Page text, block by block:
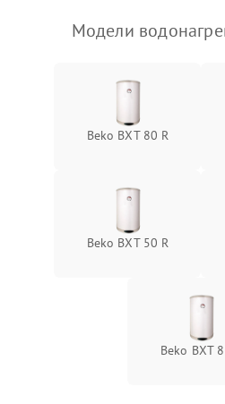
Модели
Beko BXT 80 R
Beko BXT 50 R
Beko BXT